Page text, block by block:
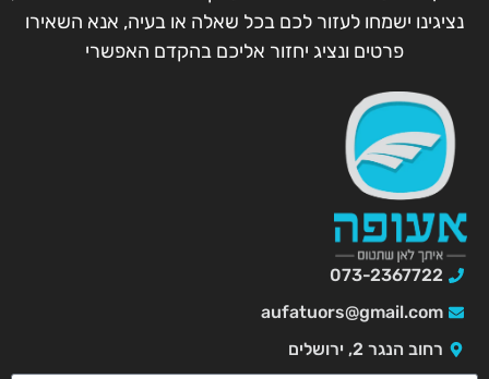
נציגינו ישמחו לעזור לכם בכל שאלה או בעיה, אנא השאירו
פרטים ונציג יחזור אליכם בהקדם האפשרי
073-2367722
aufatuors@gmail.com
רחוב הנגר 2, ירושלים